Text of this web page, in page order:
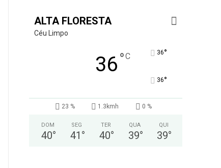
ALTA FLORESTA
Céu Limpo
36°C 36°
36°
23 % 1.3kmh 0 %
DOM
40°
SEG
41 °
TER
40°
QUA
39°
QUI
39°